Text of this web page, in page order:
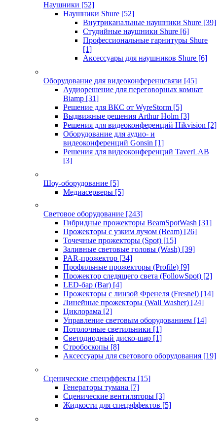
Наушники [52]
Наушники Shure [52]
Внутриканальные наушники Shure [39]
Студийные наушники Shure [6]
Профессиональные гарнитуры Shure
[1]
Аксессуары для наушников Shure [6]
Оборудование для видеоконференцсвязи [45]
Аудиорешение для переговорных комнат
Biamp [31]
Решение для ВКС от WyreStorm [5]
Выдвижные решения Arthur Holm [3]
Решения для видеоконференций Hikvision [2]
Оборудование для аудио- и
видеоконференций Gonsin [1]
Решения для видеоконференций TaverLAB
[3]
Шоу-оборудование [5]
Медиасерверы [5]
Световое оборудование [243]
Гибридные прожекторы BeamSpotWash [31]
Прожекторы с узким лучом (Beam) [26]
Точечные прожекторы (Spot) [15]
Заливные световые головы (Wash) [39]
PAR-прожектор [34]
Профильные прожекторы (Profile) [9]
Прожектор следящего света (FollowSpot) [2]
LED-бар (Bar) [4]
Прожекторы с линзой Френеля (Fresnel) [14]
Линейные прожекторы (Wall Washer) [24]
Циклорама [2]
Управление световым оборудованием [14]
Потолочные светильники [1]
Светодиодный диско-шар [1]
Стробоскопы [8]
Аксессуары для светового оборудования [19]
Сценические спецэффекты [15]
Генераторы тумана [7]
Сценические вентиляторы [3]
Жидкости для спецэффектов [5]